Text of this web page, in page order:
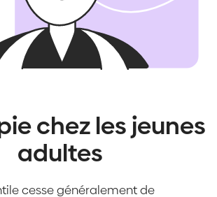
chez les jeunes
adultes
cesse généralement de